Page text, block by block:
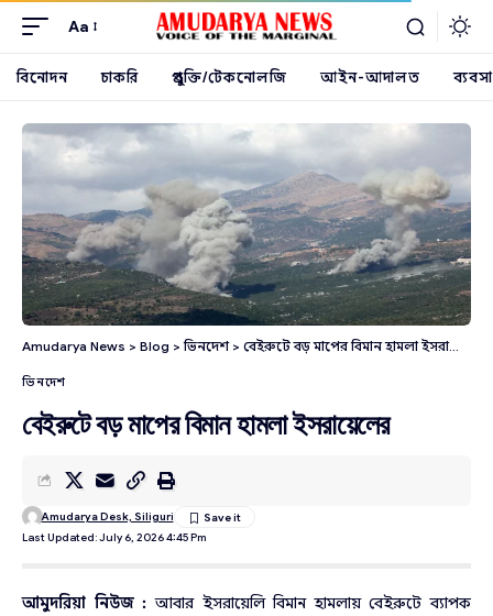
Aa
বিনোদন চাকরি প্রযুক্তি/টেকনোলজি আইন-আদালত ব্যবসা
Amudarya News > Blog >ভিনদেশ> বেইরুটে বড় মাপের বিমান হামলা ইসরায়েলের
ভিনদেশ
বেইরুটে বড় মাপের বিমান হামলা ইসরায়েলের
Last Updated: July 6, 2026 4:45 Pm
Amudarya Desk, Siliguri
আমুদরিয়া নিউজ : আবার ইসরায়েলি বিমান হামলায় বেইরুটে ব্যাপক